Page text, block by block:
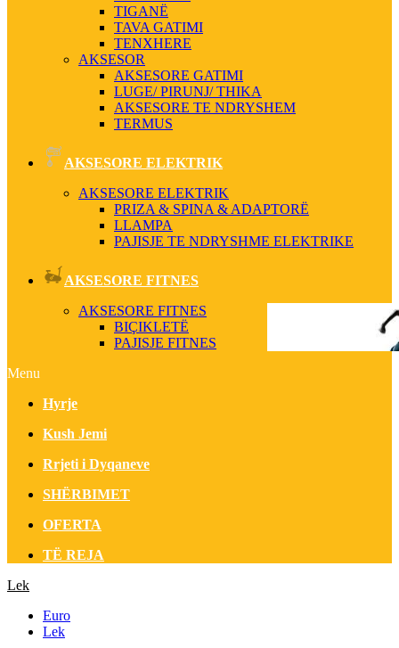
TIGANË
TAVA GATIMI
TENXHERE
AKSESOR
AKSESORE GATIMI
LUGE/ PIRUNJ/ THIKA
AKSESORE TE NDRYSHEM
TERMUS
AKSESORE ELEKTRIK
AKSESORE ELEKTRIK
PRIZA & SPINA & ADAPTORË
LLAMPA
PAJISJE TE NDRYSHME ELEKTRIKE
AKSESORE FITNES
AKSESORE FITNES
BIÇIKLETË
PAJISJE FITNES
Menu
Hyrje
Kush Jemi
Rrjeti i Dyqaneve
SHËRBIMET
OFERTA
TË REJA
Lek
Euro
Lek